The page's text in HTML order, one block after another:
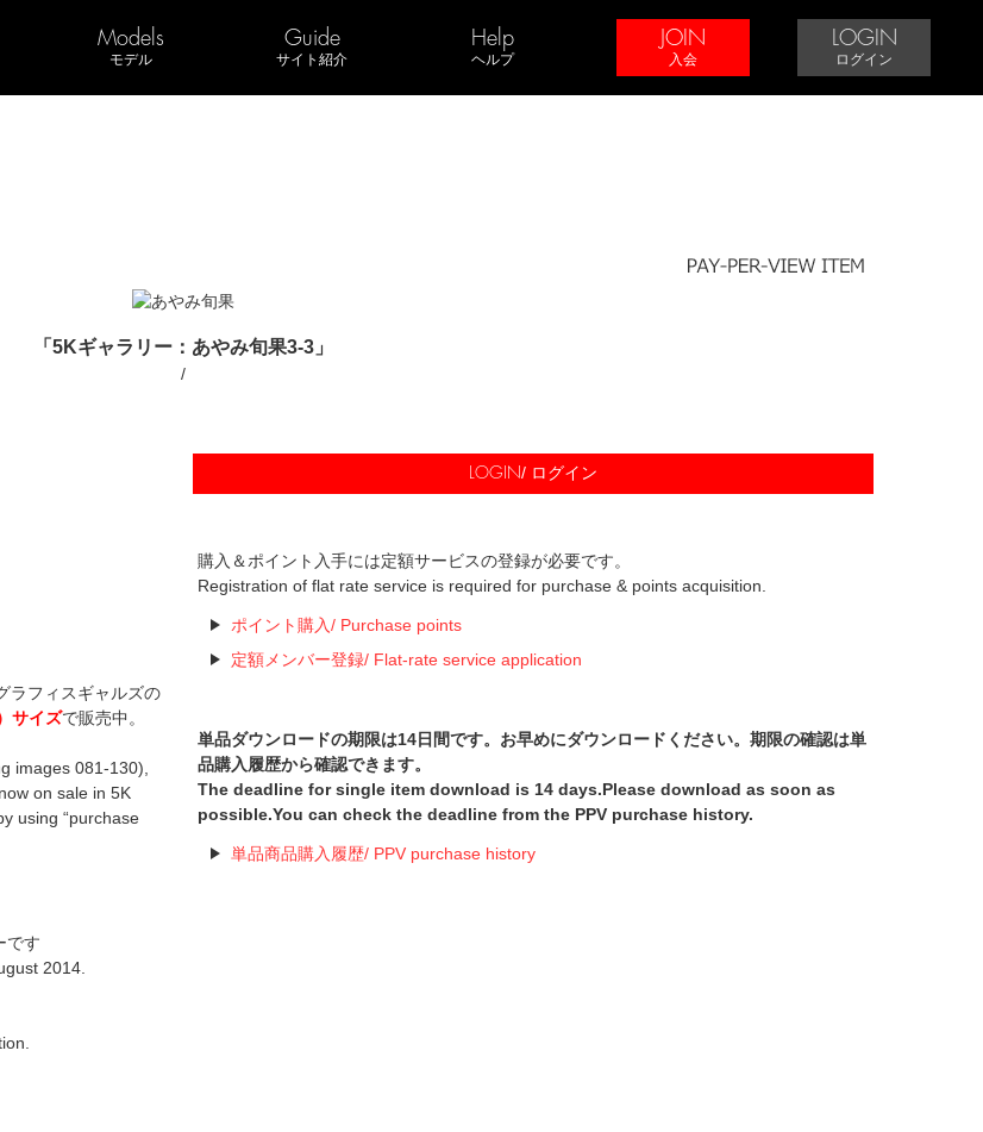
Models
モデル
Guide
サイト紹介
Help
ヘルプ
JOIN
入会
LOGIN
ログイン
「5Kギャラリー：あやみ旬果3-3」
/
ラフィスギャルズの
サイズで販売中。
images 081-130),
on sale in 5K
using “purchase
です
2014.
LOGIN/ ログイン
購入＆ポイント入手には定額サービスの登録が必要です。
Registration of flat rate service is required for purchase & points acquisition.
ポイント購入/ Purchase points
定額メンバー登録/ Flat-rate service application
単品ダウンロードの期限は14日間です。お早めにダウンロードください。期限の確認は単
品購入履歴から確認できます。
The deadline for single item download is 14 days.Please download as soon as
possible.You can check the deadline from the PPV purchase history.
単品商品購入履歴/ PPV purchase history